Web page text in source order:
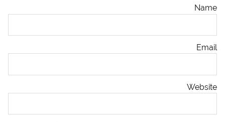
Name
Email
Website